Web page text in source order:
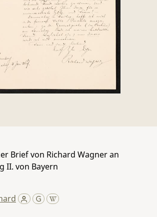
Brief von Richard Wagner an
II. von Bayern